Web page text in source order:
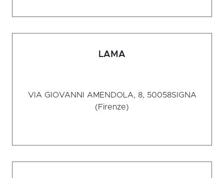
LAMA
VIA GIOVANNI AMENDOLA, 8, 50058SIGNA
(Firenze)